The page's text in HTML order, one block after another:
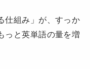
仕組み」が、すっか
っと英単語の量を増